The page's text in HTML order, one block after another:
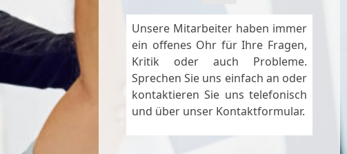
Unsere Mitarbeiter haben immer
ein offenes Ohr für Ihre Fragen,
Kritik oder auch Probleme.
Sprechen Sie uns einfach an oder
kontaktieren Sie uns telefonisch
und über unser Kontaktformular.